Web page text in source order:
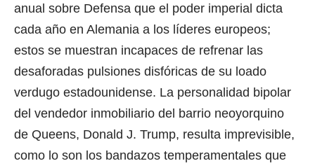
anual sobre Defensa que el poder imperial dicta
cada año en Alemania a los líderes europeos;
estos se muestran incapaces de refrenar las
desaforadas pulsiones disfóricas de su loado
verdugo estadounidense. La personalidad bipolar
del vendedor inmobiliario del barrio neoyorquino
de Queens, Donald J. Trump, resulta imprevisible,
como lo son los bandazos temperamentales que